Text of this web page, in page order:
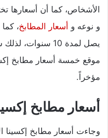
الأشخاص، كما أن
و نوعه و أسعار المطابخ،
يصل لمدة 10
موقع خمسة أسعار مطابخ
مؤخراً.
أسعار مطابخ
وجاءت أسعار مطابخ إكسينا